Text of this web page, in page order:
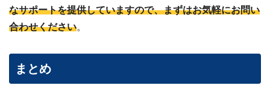
なサポートを提供していますので、まずはお気軽にお問い
合わせください。
まとめ